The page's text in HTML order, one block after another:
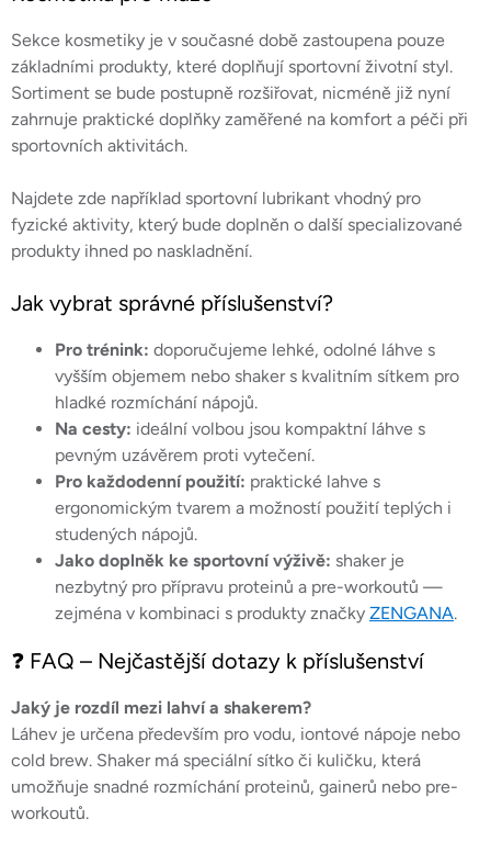
Sekce kosmetiky je v současné době zastoupena pouze
základními produkty, které doplňují sportovní životní styl.
Sortiment se bude postupně rozšiřovat, nicméně již nyní
zahrnuje praktické doplňky zaměřené na komfort a péči při
sportovních aktivitách.
Najdete zde například sportovní lubrikant vhodný pro
fyzické aktivity, který bude doplněn o další specializované
produkty ihned po naskladnění.
Jak vybrat správné příslušenství?
Pro trénink: doporučujeme lehké, odolné láhve s
vyšším objemem nebo shaker s kvalitním sítkem pro
hladké rozmíchání nápojů.
Na cesty: ideální volbou jsou kompaktní láhve s
pevným uzávěrem proti vytečení.
Pro každodenní použití: praktické lahve s
ergonomickým tvarem a možností použití teplých i
studených nápojů.
Jako doplněk ke sportovní výživě: shaker je
nezbytný pro přípravu proteinů a pre-workoutů —
zejména v kombinaci s produkty značky ZENGANA.
❓ FAQ – Nejčastější dotazy k příslušenství
Jaký je rozdíl mezi lahví a shakerem?
Láhev je určena především pro vodu, iontové nápoje nebo
cold brew. Shaker má speciální sítko či kuličku, která
umožňuje snadné rozmíchání proteinů, gainerů nebo pre-
workoutů.